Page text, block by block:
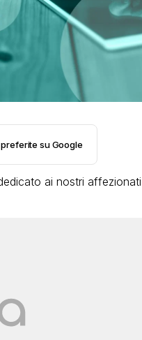
su Google
ai nostri